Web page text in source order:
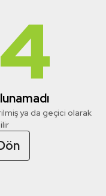
ya da geçici olarak